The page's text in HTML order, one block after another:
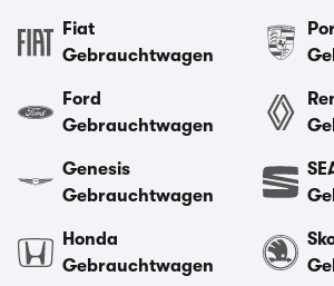
Fiat
Gebrauchtwagen
Ford
Gebrauchtwagen
Genesis
Gebrauchtwagen
Honda
Gebrauchtwagen